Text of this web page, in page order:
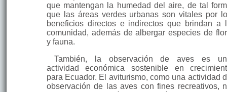
que mantengan la humedad del aire, de tal
que las áreas verdes urbanas son vitales por
beneficios directos e indirectos que brindan a
comunidad, además de albergar especies de
y fauna.
También, la observación de aves es
actividad económica sostenible en
para Ecuador. El aviturismo, como una actividad
observación de las aves con fines recreativos,